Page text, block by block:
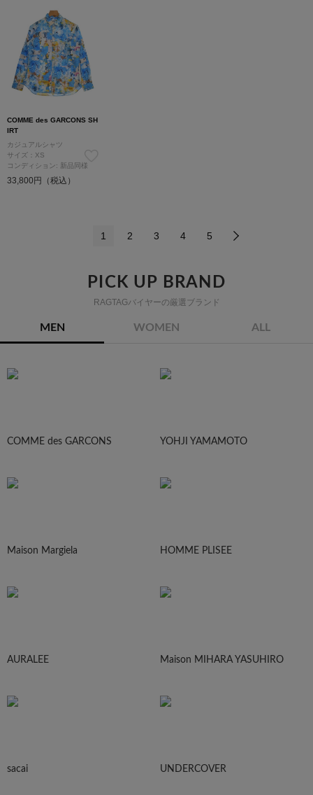
COMME des GARCONS SH
IRT
カジュアルシャツ
サイズ：XS
コンディション: 新品同様
33,800円（税込）
1 2 3 4 5
PICK UP BRAND
RAGTAGバイヤーの厳選ブランド
MEN WOMEN ALL
COMME des GARCONS YOHJI YAMAMOTO
Maison Margiela HOMME PLISEE
AURALEE Maison MIHARA YASUHIRO
sacai UNDERCOVER